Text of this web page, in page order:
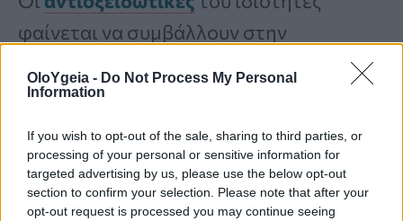
OloYgeia - Do Not Process My Personal
Information
If you wish to opt-out of the sale, sharing to third parties, or
processing of your personal or sensitive information for
targeted advertising by us, please use the below opt-out
section to confirm your selection. Please note that after your
opt-out request is processed you may continue seeing
φαίνεται να συμβάλλουν στην
, οι
οποίες μπορούν να προκαλέσουν
κυτταρικές βλάβες και να ενισχύσουν
την ανάπτυξη όγκων με την πάροδο του
χρόνου.